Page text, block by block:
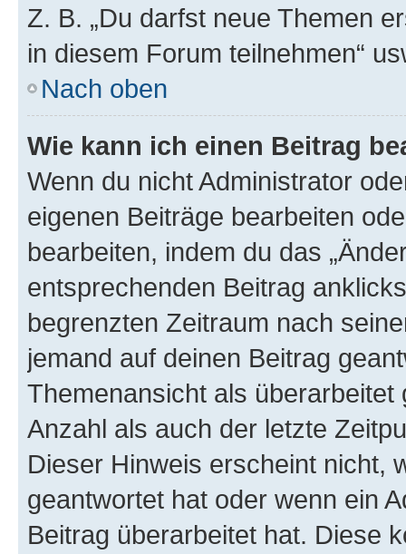
Z. B. „Du darfst neue Themen
in diesem Forum teilnehmen“
Nach oben
Wie kann ich einen Beitrag
Wenn du nicht Administrator
eigenen Beiträge bearbeiten
bearbeiten, indem du das
entsprechenden Beitrag
begrenzten Zeitraum nach
jemand auf deinen Beitrag
Themenansicht als
Anzahl als auch der letzte
Dieser Hinweis erscheint nicht,
geantwortet hat oder wenn ein
Beitrag überarbeitet hat. Diese